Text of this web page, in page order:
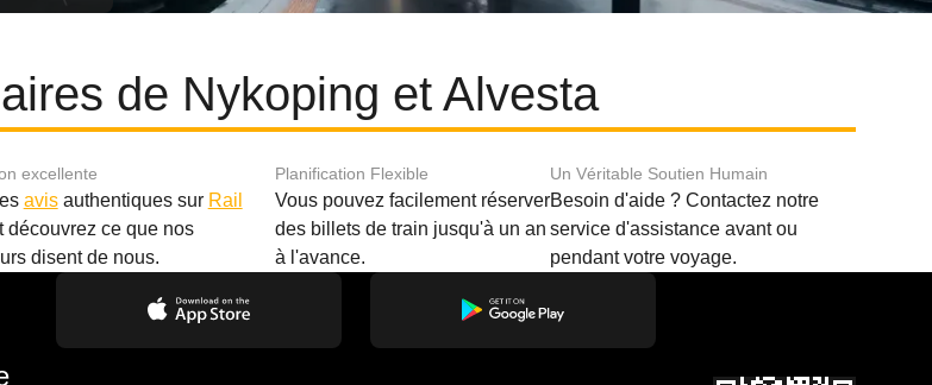
de Nykoping et Alvesta
excellente
avisauthentiques sur Rail
découvrez ce que nos
disent de nous.
Planification Flexible
Vous pouvez facilement réserver
des billets de train jusqu'à un an
à l'avance.
Un Véritable Soutien Humain
Besoin d'aide ? Contactez notre
service d'assistance avant ou
pendant votre voyage.